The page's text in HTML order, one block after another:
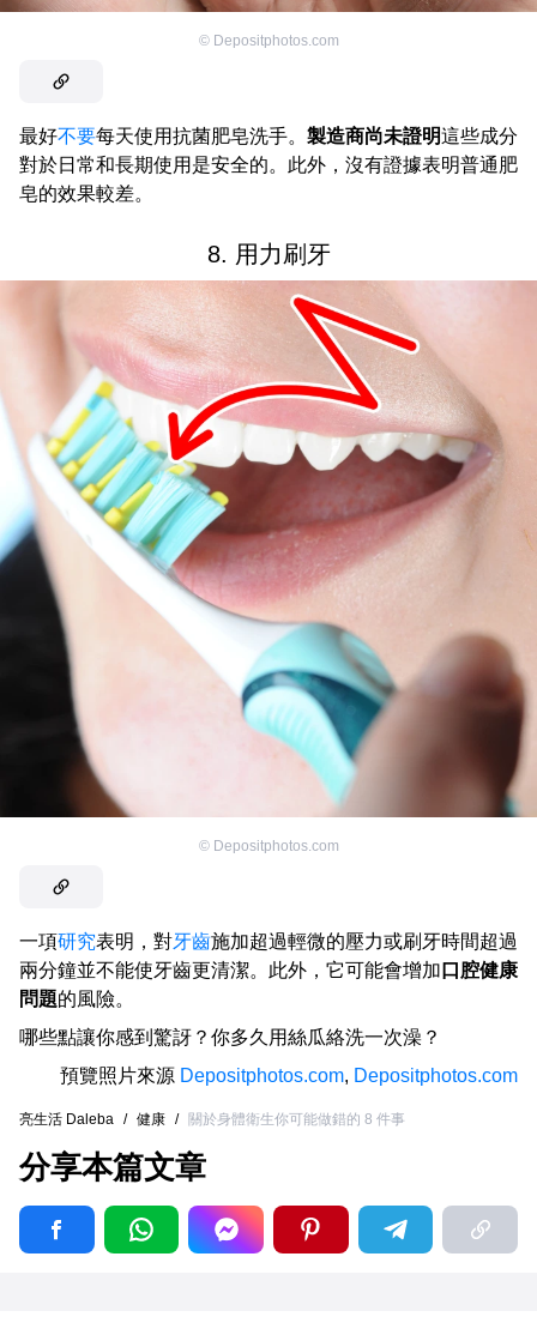
© Depositphotos.com
最好不要每天使用抗菌肥皂洗手。 製造商尚未證明這些成分
對於日常和長期使用是安全的。此外，沒有證據表明普通肥
皂的效果較差。
8. 用力刷牙
© Depositphotos.com
一項研究表明，對牙齒施加超過輕微的壓力或刷牙時間超過
兩分鐘並不能使牙齒更清潔。此外，它可能會增加 口腔健康
問題的風險。
哪些點讓你感到驚訝？你多久用絲瓜絡洗一次澡？
預覽照片來源 Depositphotos.com, Depositphotos.com
亮生活 Daleba / 健康 / 關於身體衛生你可能做錯的 8 件事
分享本篇文章